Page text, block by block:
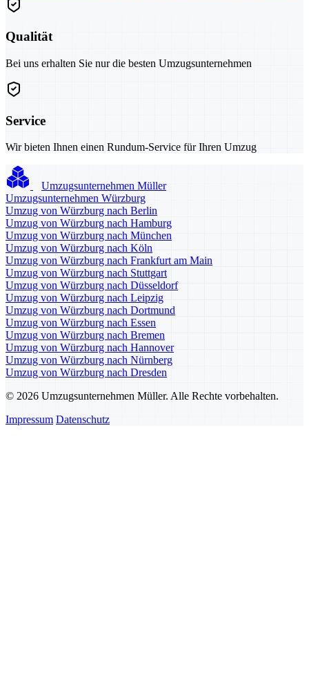
Qualität
Bei uns erhalten Sie nur die besten Umzugsunternehmen
Service
Wir bieten Ihnen einen Rundum-Service für Ihren Umzug
Umzugsunternehmen Müller
Umzugsunternehmen Würzburg
Umzug von Würzburg nach Berlin
Umzug von Würzburg nach Hamburg
Umzug von Würzburg nach München
Umzug von Würzburg nach Köln
Umzug von Würzburg nach Frankfurt am Main
Umzug von Würzburg nach Stuttgart
Umzug von Würzburg nach Düsseldorf
Umzug von Würzburg nach Leipzig
Umzug von Würzburg nach Dortmund
Umzug von Würzburg nach Essen
Umzug von Würzburg nach Bremen
Umzug von Würzburg nach Hannover
Umzug von Würzburg nach Nürnberg
Umzug von Würzburg nach Dresden
© 2026 Umzugsunternehmen Müller. Alle Rechte vorbehalten.
Impressum Datenschutz